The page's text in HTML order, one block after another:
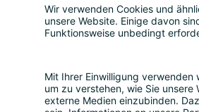
Mengenmeldung
Entsorgung
Beratung
Handelsrücknahme
Service für Batterien
Service für Verpackungen